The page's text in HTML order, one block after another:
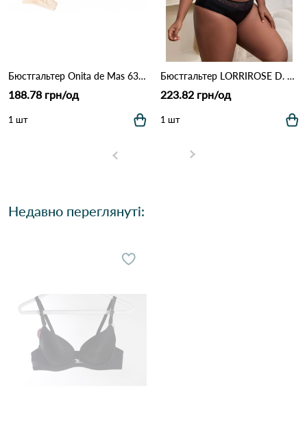
Бюстгальтер Onita de Mas 6319D 4,3 Бежевий
188.78 грн/од
1 шт
Бюстгальтер LORRIROSE D. 009 Чорний
223.82 грн/од
1 шт
Недавно переглянуті: